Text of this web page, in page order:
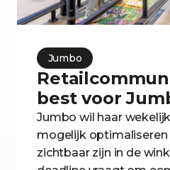
Jumbo
best voor
Jumbo wil haar
mogelijk
zichtbaar zijn in de